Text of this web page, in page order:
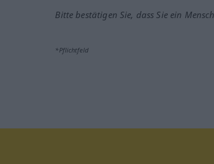
Bitte bestätigen Sie, dass Sie ein
*Pflichtfeld